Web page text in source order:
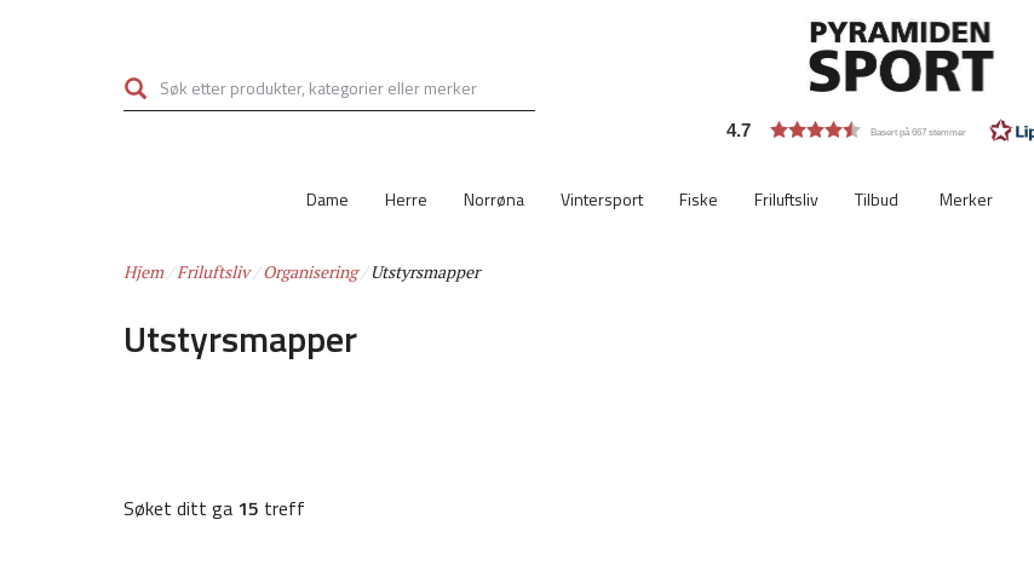
4.7 Basert på 667 stemmer
Dame Herre Norrøna Vintersport Fiske Friluftsliv Tilbud Viktigste
Merker
Hjem Friluftsliv Organisering Utstyrsmapper
Utstyrsmapper
Søket ditt ga 15 treff